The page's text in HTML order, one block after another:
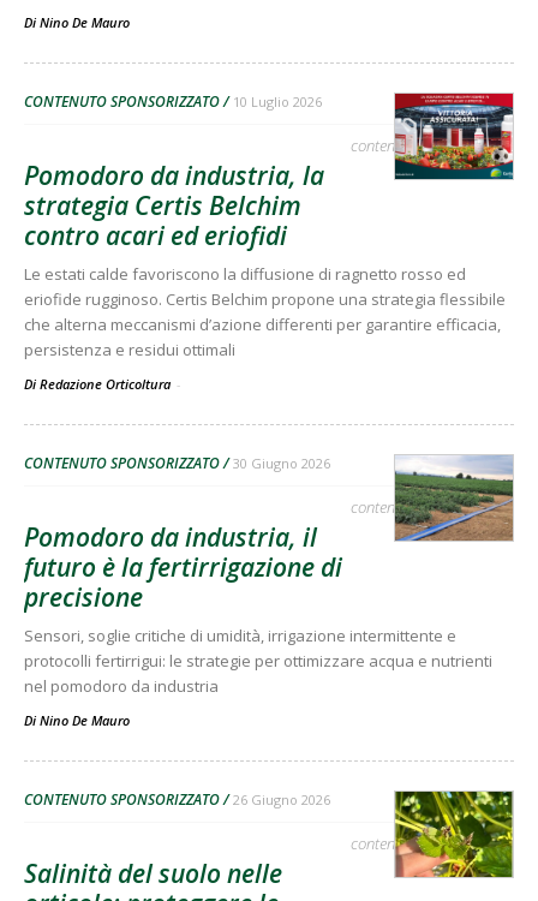
Di Nino De Mauro
CONTENUTO SPONSORIZZATO 10 Luglio 2026
contenuto sponsorizzato
Pomodoro da industria, la
strategia Certis Belchim
contro acari ed eriofidi
Le estati calde favoriscono la diffusione di ragnetto rosso ed
eriofide rugginoso. Certis Belchim propone una strategia flessibile
che alterna meccanismi d’azione differenti per garantire efficacia,
persistenza e residui ottimali
Di Redazione Orticoltura -
CONTENUTO SPONSORIZZATO 30 Giugno 2026
contenuto sponsorizzato
Pomodoro da industria, il
futuro è la fertirrigazione di
precisione
Sensori, soglie critiche di umidità, irrigazione intermittente e
protocolli fertirrigui: le strategie per ottimizzare acqua e nutrienti
nel pomodoro da industria
Di Nino De Mauro
CONTENUTO SPONSORIZZATO 26 Giugno 2026
contenuto sponsorizzato
Salinità del suolo nelle